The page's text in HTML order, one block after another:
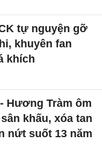
tự nguyện gỡ
khuyên fan
khích
Hương Tràm ôm
khấu, xóa tan
nứt suốt 13 năm